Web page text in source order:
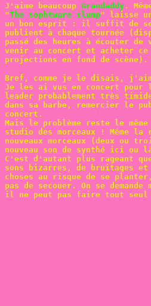
J'aime beaucoup Grandaddy.
"The sophtware slump" laisse
un bon esprit : il suffit de
publient à chaque tournée
passé des heures à écouter
venir au concert et acheter
projections en fond de scène).
Bref, comme je le disais,
Je les ai vus en concert
leader probablement très
dans sa barbe, remercier le
concert.
Mais le problème reste le
studio des morceaux ! Même la
nouveaux morceaux (deux
nouveau son de synthé ici ou
C'est d'autant plus rageant
sons bizarres, de bruitages
choses au risque de se
pas de secouer. On se demande
il ne peut pas faire tout seul